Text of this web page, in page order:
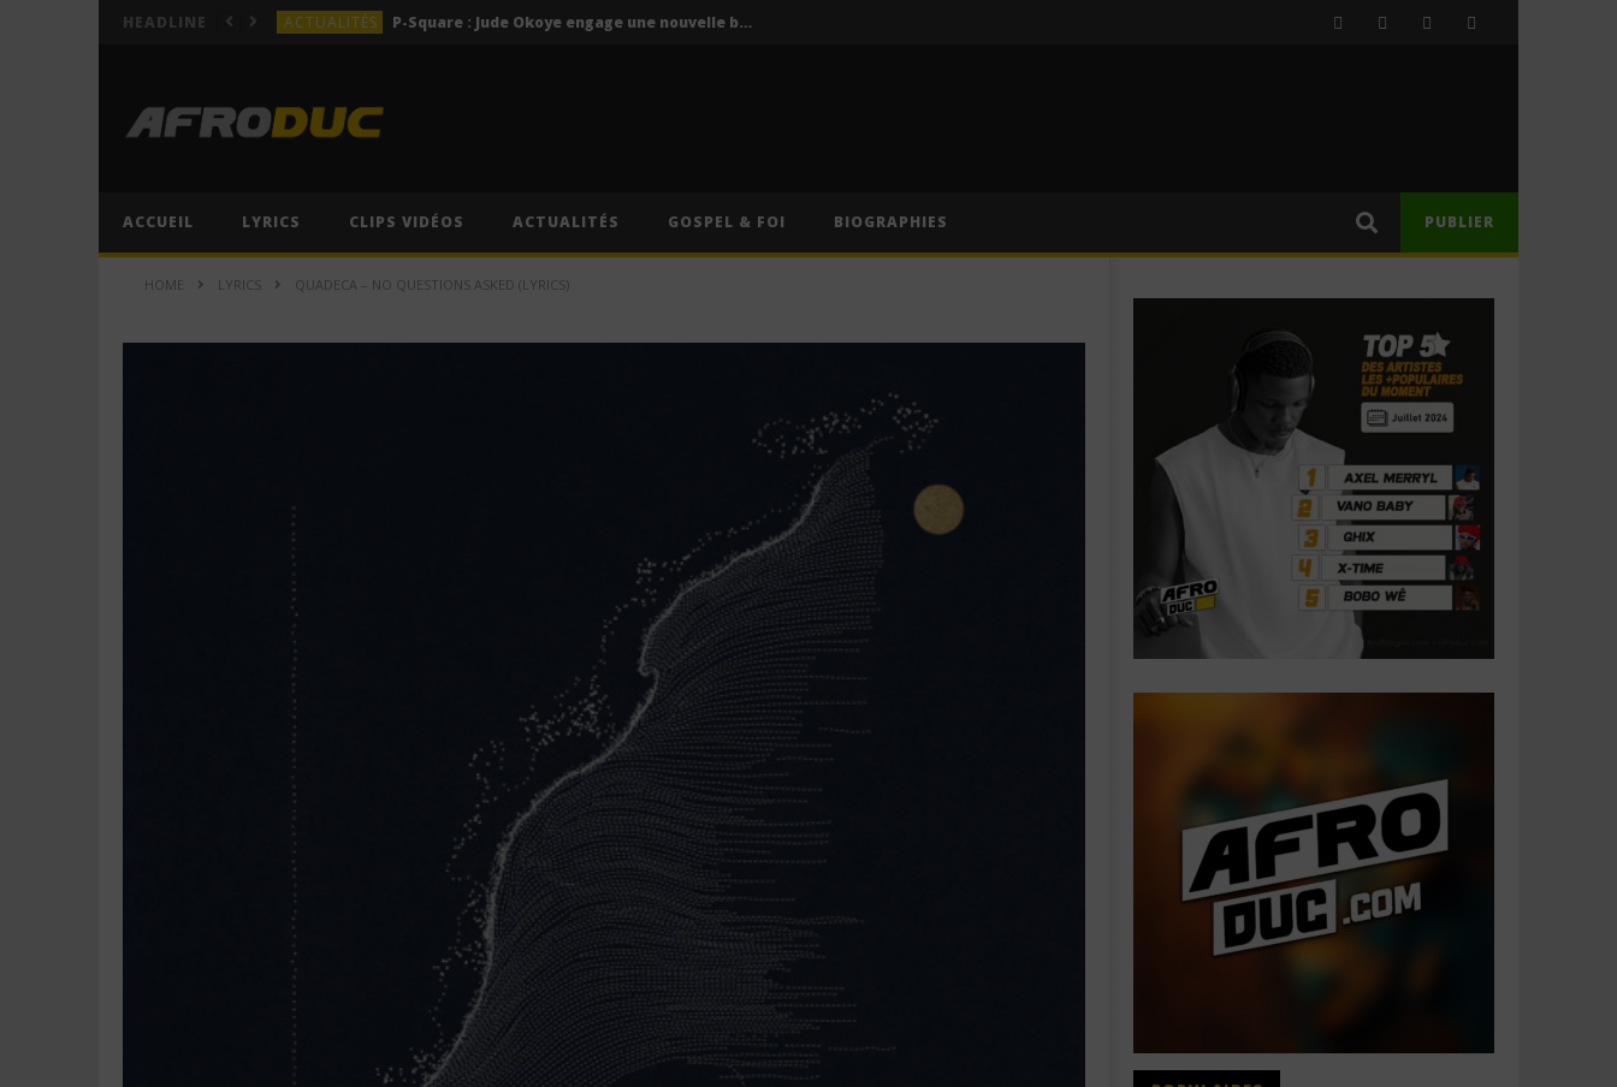
HEADLINE ACTUALITÉS P-Square : Jude Okoye engage une nouvelle bataille judiciaire contre Peter Okoye
LYRICS Lil Jay Bingerack ft. Gims – Caméra (Lyrics)
ACTUALITÉS P-Square : Jude Okoye engage une nouvelle bataille judiciaire contre Peter Okoye
ACCUEIL LYRICS CLIPS VIDÉOS ACTUALITÉS GOSPEL & FOI BIOGRAPHIES PUBLIER
HOME LYRICS QUADECA – NO QUESTIONS ASKED (LYRICS)